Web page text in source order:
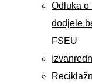
Odluka o
dodjele
FSEU